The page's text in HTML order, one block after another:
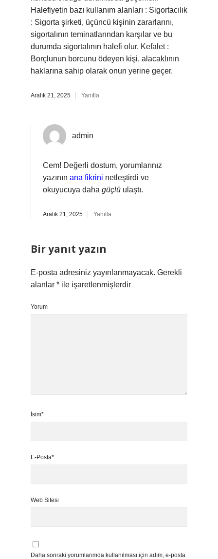
Halefiyetin bazı kullanım alanları : Sigortacılık
: Sigorta şirketi, üçüncü kişinin zararlarını,
sigortalının teminatlarından karşılar ve bu
durumda sigortalının halefi olur. Kefalet :
Borçlunun borcunu ödeyen kişi, alacaklının
haklarına sahip olarak onun yerine geçer.
Aralık 21, 2025 Yanıtla
admin
Cem! Değerli dostum, yorumlarınız
yazının ana fikrini netleştirdi ve
okuyucuya daha güçlü ulaştı.
Aralık 21, 2025 Yanıtla
Bir yanıt yazın
E-posta adresiniz yayınlanmayacak. Gerekli
alanlar * ile işaretlenmişlerdir
Yorum
İsim*
E-Posta*
Web Sitesi
Daha sonraki yorumlarımda kullanılması için adım, e-posta